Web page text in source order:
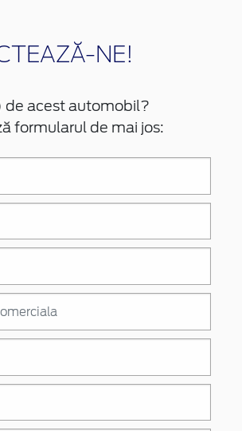
NE!
de acest automobil?
formularul de mai jos: